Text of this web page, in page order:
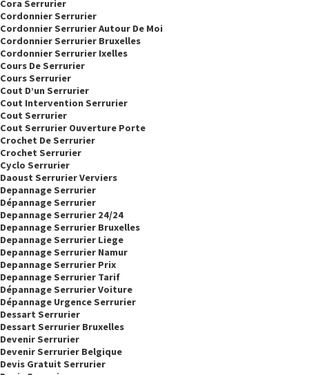
Cora Serrurier
Cordonnier Serrurier
Cordonnier Serrurier Autour De Moi
Cordonnier Serrurier Bruxelles
Cordonnier Serrurier Ixelles
Cours De Serrurier
Cours Serrurier
Cout D’un Serrurier
Cout Intervention Serrurier
Cout Serrurier
Cout Serrurier Ouverture Porte
Crochet De Serrurier
Crochet Serrurier
Cyclo Serrurier
Daoust Serrurier Verviers
Depannage Serrurier
Dépannage Serrurier
Depannage Serrurier 24/24
Depannage Serrurier Bruxelles
Depannage Serrurier Liege
Depannage Serrurier Namur
Depannage Serrurier Prix
Depannage Serrurier Tarif
Dépannage Serrurier Voiture
Dépannage Urgence Serrurier
Dessart Serrurier
Dessart Serrurier Bruxelles
Devenir Serrurier
Devenir Serrurier Belgique
Devis Gratuit Serrurier